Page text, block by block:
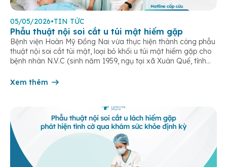
05/05/2026•TIN TỨC
Phẫu thuật nội soi cắt u túi mật hiếm gặp
Bệnh viện Hoàn Mỹ Đồng Nai vừa thực hiện thành công phẫu
thuật nội soi cắt túi mật, loại bỏ khối u túi mật hiếm gặp cho
bệnh nhân N.V.C (sinh năm 1959, ngụ tại xã Xuân Quế, tỉnh
thượng vị kéo dài, kèm […]
Xem thêm